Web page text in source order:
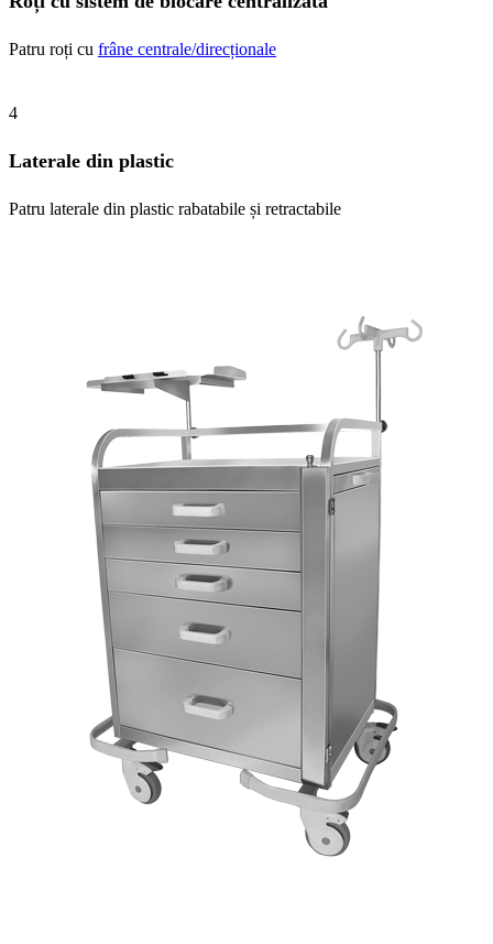
Patru roți cu frâne centrale/direcționale
4
Laterale din plastic
Patru laterale din plastic rabatabile și retractabile